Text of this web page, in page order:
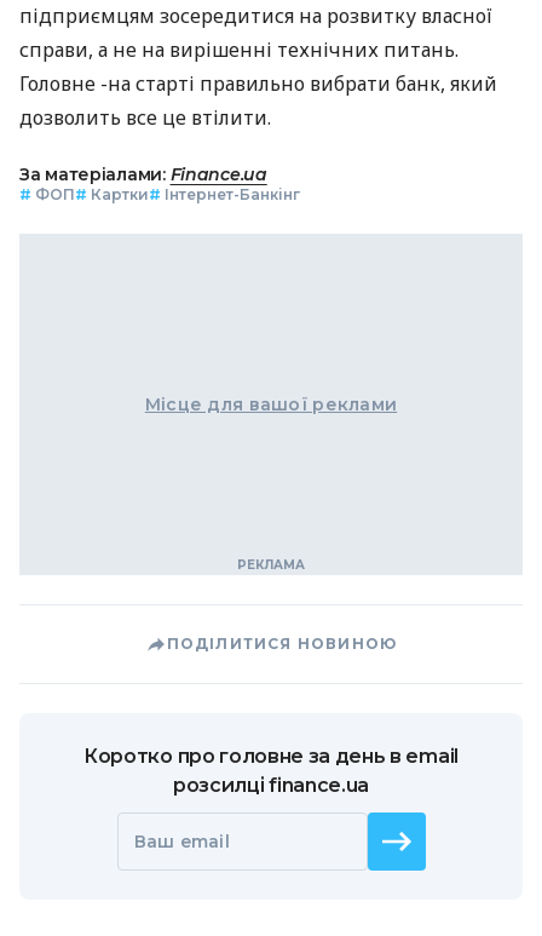
підприємцям зосередитися на розвитку власної
справи, а не на вирішенні технічних питань.
Головне -на старті правильно вибрати банк, який
дозволить все це втілити.
За матеріалами: Finance.ua
# ФОП# Картки# Інтернет-Банкінг
Місце для вашої реклами
ПОДІЛИТИСЯ НОВИНОЮ
Коротко про головне за день в email
розсилці finance.ua
Ваш email